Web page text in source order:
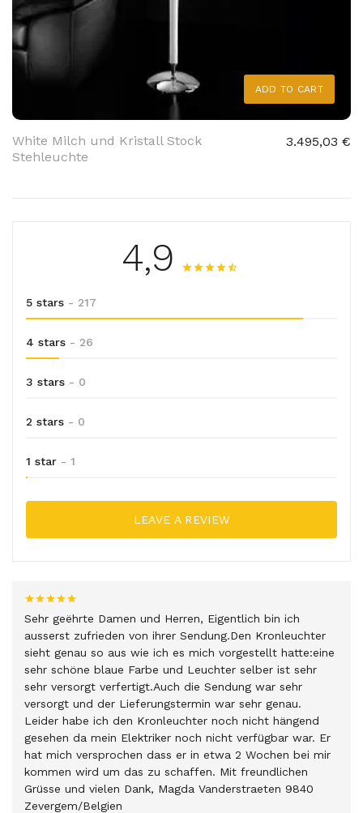
ADD TO CART
White Milch und Kristall Stock
Stehleuchte
3.495,03 €
4,9
5 stars - 217
4 stars - 26
3 stars - 0
2 stars - 0
1 star - 1
LEAVE A REVIEW
Sehr geëhrte Damen und Herren, Eigentlich bin ich
ausserst zufrieden von ihrer Sendung.Den Kronleuchter
sieht genau so aus wie ich es mich vorgestellt hatte:eine
sehr schöne blaue Farbe und Leuchter selber ist sehr
sehr versorgt verfertigt.Auch die Sendung war sehr
versorgt und der Lieferungstermin war sehr genau.
Leider habe ich den Kronleuchter noch nicht hängend
gesehen da mein Elektriker noch nicht verfügbar war. Er
hat mich versprochen dass er in etwa 2 Wochen bei mir
kommen wird um das zu schaffen. Mit freundlichen
Grüsse und vielen Dank, Magda Vanderstraeten 9840
Zevergem/Belgien